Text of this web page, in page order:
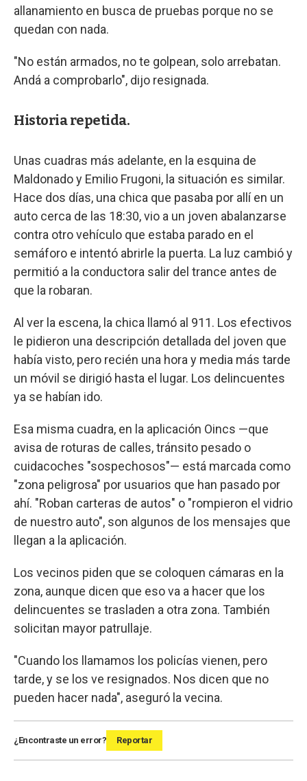
allanamiento en busca de pruebas porque no se
quedan con nada.
"No están armados, no te golpean, solo arrebatan.
Andá a comprobarlo", dijo resignada.
Historia repetida.
Unas cuadras más adelante, en la esquina de
Maldonado y Emilio Frugoni, la situación es similar.
Hace dos días, una chica que pasaba por allí en un
auto cerca de las 18:30, vio a un joven abalanzarse
contra otro vehículo que estaba parado en el
semáforo e intentó abrirle la puerta. La luz cambió y
permitió a la conductora salir del trance antes de
que la robaran.
Al ver la escena, la chica llamó al 911. Los efectivos
le pidieron una descripción detallada del joven que
había visto, pero recién una hora y media más tarde
un móvil se dirigió hasta el lugar. Los delincuentes
ya se habían ido.
Esa misma cuadra, en la aplicación Oincs —que
avisa de roturas de calles, tránsito pesado o
cuidacoches "sospechosos"— está marcada como
"zona peligrosa" por usuarios que han pasado por
ahí. "Roban carteras de autos" o "rompieron el vidrio
de nuestro auto", son algunos de los mensajes que
llegan a la aplicación.
Los vecinos piden que se coloquen cámaras en la
zona, aunque dicen que eso va a hacer que los
delincuentes se trasladen a otra zona. También
solicitan mayor patrullaje.
"Cuando los llamamos los policías vienen, pero
tarde, y se los ve resignados. Nos dicen que no
pueden hacer nada", aseguró la vecina.
¿Encontraste un error? Reportar